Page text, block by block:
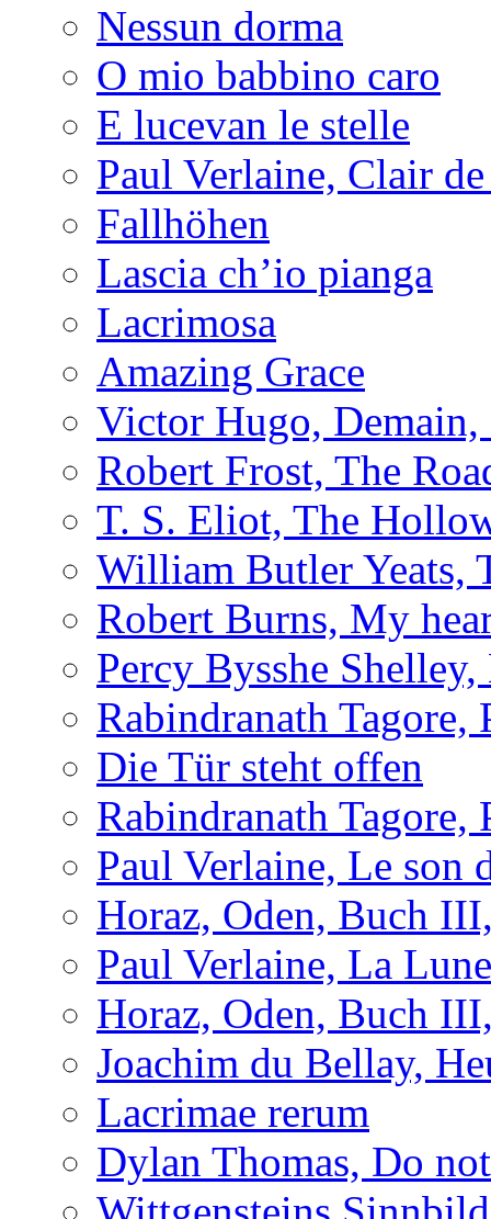
Nessun dorma
O mio babbino caro
E lucevan le stelle
Paul Verlaine, Clair
Fallhöhen
Lascia ch’io pianga
Lacrimosa
Amazing Grace
Victor Hugo, Demain,
Robert Frost, The
T. S. Eliot, The
William Butler Yeats,
Robert Burns, My
Percy Bysshe
Rabindranath Tagore,
Die Tür steht offen
Rabindranath Tagore,
Paul Verlaine, Le son
Horaz, Oden, Buch
Paul Verlaine, La
Horaz, Oden, Buch
Joachim du Bellay,
Lacrimae rerum
Dylan Thomas, Do